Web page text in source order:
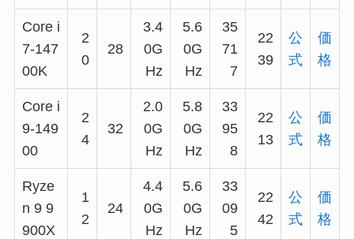
Core i
7-147
00K
2
0
28
3.4
0G
Hz
5.6
0G
Hz
35
71
7
22
39
公
式
価
格
Core i
9-149
00
2
4
32
2.0
0G
Hz
5.8
0G
Hz
33
95
8
22
13
公
式
価
格
Ryze
n 9 9
900X
1
2
24
4.4
0G
Hz
5.6
0G
Hz
33
09
5
22
42
公
式
価
格